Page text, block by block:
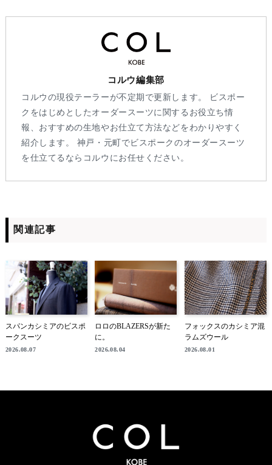
コルウ編集部
コルウの現役テーラーが不定期で更新します。 ビスポー
クをはじめとしたオーダースーツに関するお役立ち情
報、おすすめの生地やお仕立て方法などをわかりやすく
紹介します。 神戸・元町でビスポークのオーダースーツ
を仕立てるならコルウにお任せください。
関連記事
スパンカシミアのビスポ
ークスーツ
2026.08.07
ロロのBLAZERSが新た
に。
2026.08.04
フォックスのカシミア混
ラムズウール
2026.08.01